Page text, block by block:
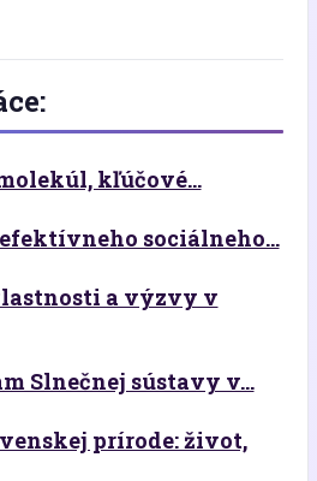
kľúčové...
sociálneho...
a výzvy v
Slnečnej sústavy v...
prírode: život,